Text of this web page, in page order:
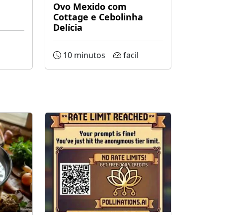
Ovo Mexido com
Cottage e Cebolinha
Delícia
10 minutos facil